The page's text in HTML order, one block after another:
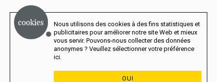
Nous utilisons des cookies à des fins statistiques et
publicitaires pour améliorer notre site Web et mieux
vous servir. Pouvons-nous collecter des données
anonymes ? Veuillez sélectionner votre préférence
ici.
OUI